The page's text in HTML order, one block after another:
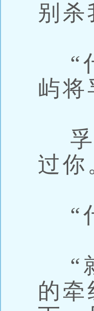
别
“
屿将
孚
过你
“
“
的